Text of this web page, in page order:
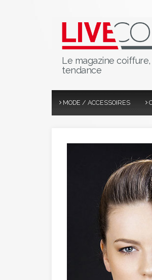
Le magazine
tendance
MODE / ACCESSOIRES